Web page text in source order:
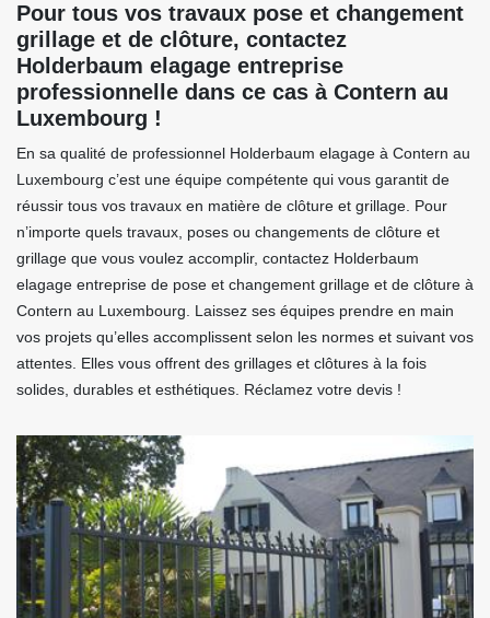
Pour tous vos travaux pose et changement
grillage et de clôture, contactez
Holderbaum elagage entreprise
professionnelle dans ce cas à Contern au
Luxembourg !
En sa qualité de professionnel Holderbaum elagage à Contern au
Luxembourg c’est une équipe compétente qui vous garantit de
réussir tous vos travaux en matière de clôture et grillage. Pour
n’importe quels travaux, poses ou changements de clôture et
grillage que vous voulez accomplir, contactez Holderbaum
elagage entreprise de pose et changement grillage et de clôture à
Contern au Luxembourg. Laissez ses équipes prendre en main
vos projets qu’elles accomplissent selon les normes et suivant vos
attentes. Elles vous offrent des grillages et clôtures à la fois
solides, durables et esthétiques. Réclamez votre devis !